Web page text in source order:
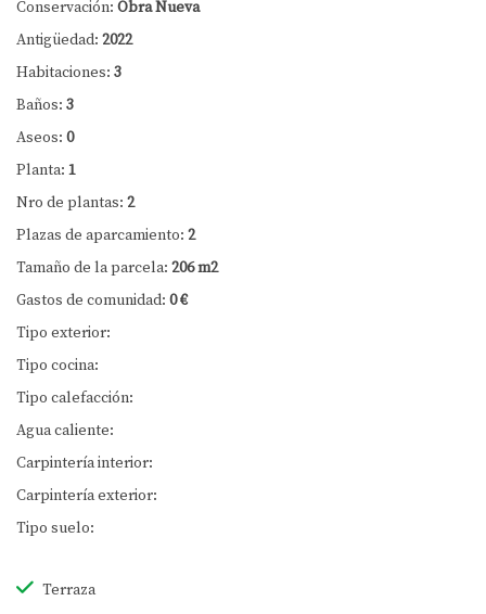
Conservación: Obra Nueva
Antigüedad: 2022
Habitaciones: 3
Baños: 3
Aseos: 0
Planta: 1
Nro de plantas: 2
Plazas de aparcamiento: 2
Tamaño de la parcela: 206 m2
Gastos de comunidad: 0 €
Tipo exterior:
Tipo cocina:
Tipo calefacción:
Agua caliente:
Carpintería interior:
Carpintería exterior:
Tipo suelo:
Terraza